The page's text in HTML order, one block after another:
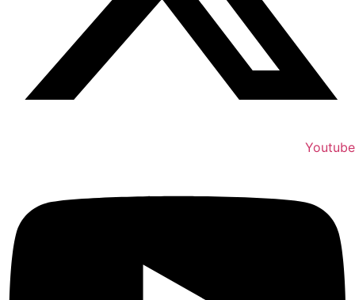
Youtube